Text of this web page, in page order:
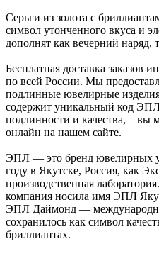
Серьги из золота с
символ утонченного вкуса и
дополнят как вечерний наряд,
Бесплатная доставка заказов
по всей России. Мы
подлинные ювелирные
содержит уникальный код
подлинности и качества, – вы
онлайн на нашем сайте.
ЭПЛ — это бренд ювелирных
году в Якутске, Россия, как
производственная
компания носила имя ЭПЛ
ЭПЛ Даймонд —
сохранилось как символ
бриллиантах.